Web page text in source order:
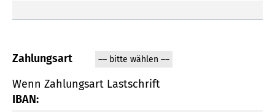
Zahlungsart
Wenn Zahlungsart Lastschrift
IBAN: